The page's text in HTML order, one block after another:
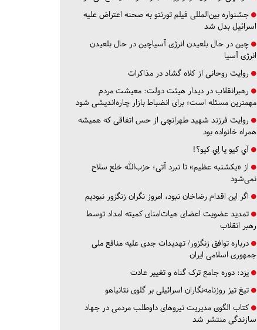
جشنواره بین‌المللی فیلم تورنتو به صحنه اعتراض علیه
اسرائیل بدل شد
چین در حال بلعیدن انرژی آسیاچین در حال بلعیدن
انرژی آسیا
روایت روحانی از کلاه گشاد در مذاکرات
رهبرانقلاب در دیدار هیئت دولت: معیشت مردم
مهمترین مسئله است؛ برای انضباط بازار چاره‌اندیشی شود
روایت فرزند شهید طهرانچی از حس اتفاقی که همیشه
همراه خانواده بود
آي كيو يا اِي كيو؟!
از «یکشنبه عظیم» تا نبرد آتی؛ حزب‌الله خلع سلاح
نمی‌شود
اگر این اقدام رضاخان نبود، امروز نگران زنگزور نبودیم
تمدید عضویت اعضای هیات‌امنای کمیته امداد توسط
رهبر انقلاب
درباره توافق زنگزور/ تهدیدات جدی علیه منافع ملی
جمهوری اسلامی ایران
یزد: دوره جامع ترک گناه و تغییر عادت
تیغ تیز روزنامه‌نگاران اسرائیلی بر گلوی نتانیاهو
کتاب الگوی مدیریت نیروهای داوطلب مردمی در جهاد
سازندگی منتشر شد